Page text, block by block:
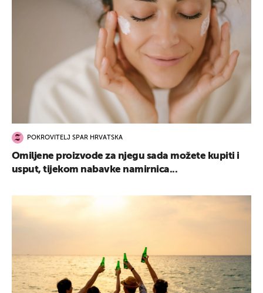
POKROVITELJ SPAR HRVATSKA
Omiljene proizvode za njegu sada možete kupiti i
usput, tijekom nabavke namirnica...